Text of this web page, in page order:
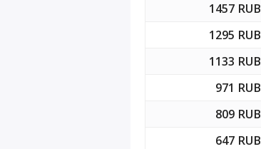
1457 RUB
1295 RUB
1133 RUB
971 RUB
809 RUB
647 RUB